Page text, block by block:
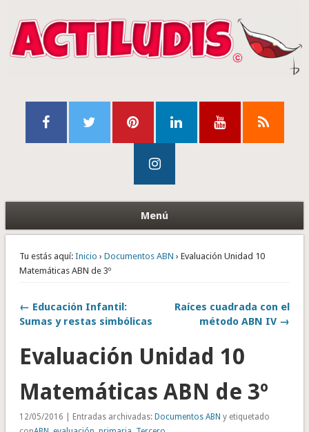
Menú
Tu estás aquí: Inicio › Documentos ABN › Evaluación Unidad 10
Matemáticas ABN de 3º
← Educación Infantil:
Sumas y restas simbólicas
Raíces cuadrada con el
método ABN IV →
Evaluación Unidad 10
Matemáticas ABN de 3º
12/05/2016 | Entradas archivadas: Documentos ABN y etiquetado